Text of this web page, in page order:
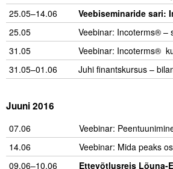
25.05–14.06
Veebiseminaride sari:
25.05
Veebinar: Incoterms® –
31.05
Veebinar: Incoterms®
31.05–01.06
Juhi finantskursus –
Juuni 2016
07.06
Veebinar:
14.06
Veebinar: Mida peaks
09.06–10.06
Ettevõtlusreis Lõuna-